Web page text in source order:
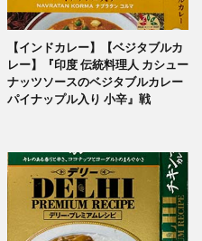
【インドカレー】【ベジタブルカ
レー】『印度 伝統料理人 カシュー
ナッツソースのベジタブルカレー
パイナップル入り 小辛』戦